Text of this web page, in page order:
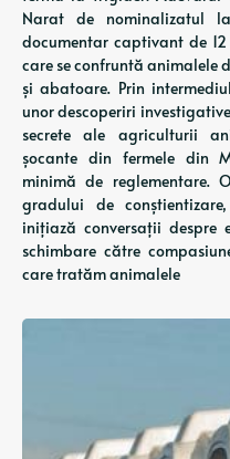
Narat de nominalizatul
documentar captivant de
care se confruntă animalele
și abatoare. Prin
unor descoperiri
secrete ale agriculturii
șocante din fermele din
minimă de reglementare.
gradului de
inițiază conversații despre
schimbare către
care tratăm animalele